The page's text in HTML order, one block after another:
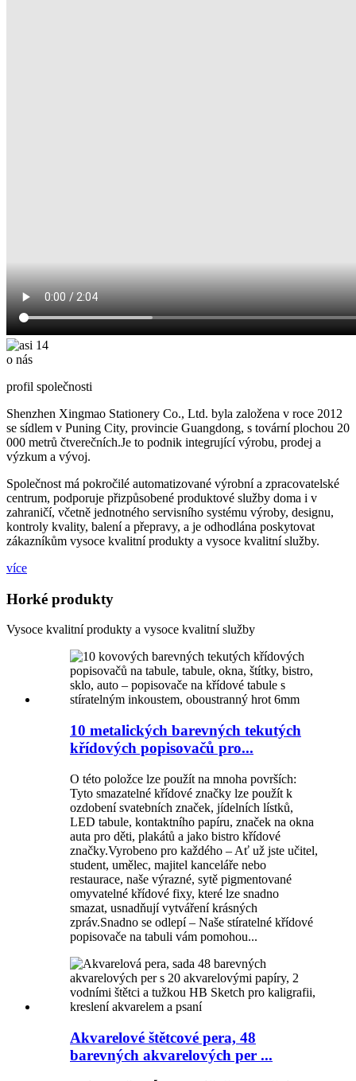
o nás
profil společnosti
Shenzhen Xingmao Stationery Co., Ltd. byla založena v roce 2012
se sídlem v Puning City, provincie Guangdong, s tovární plochou 20
000 metrů čtverečních.Je to podnik integrující výrobu, prodej a
výzkum a vývoj.
Společnost má pokročilé automatizované výrobní a zpracovatelské
centrum, podporuje přizpůsobené produktové služby doma i v
zahraničí, včetně jednotného servisního systému výroby, designu,
kontroly kvality, balení a přepravy, a je odhodlána poskytovat
zákazníkům vysoce kvalitní produkty a vysoce kvalitní služby.
více
Horké produkty
Vysoce kvalitní produkty a vysoce kvalitní služby
10 metalických barevných tekutých
křídových popisovačů pro...
O této položce lze použít na mnoha površích:
Tyto smazatelné křídové značky lze použít k
ozdobení svatebních značek, jídelních lístků,
LED tabule, kontaktního papíru, značek na okna
auta pro děti, plakátů a jako bistro křídové
značky.Vyrobeno pro každého – Ať už jste učitel,
student, umělec, majitel kanceláře nebo
restaurace, naše výrazné, sytě pigmentované
omyvatelné křídové fixy, které lze snadno
smazat, usnadňují vytváření krásných
zpráv.Snadno se odlepí – Naše stíratelné křídové
popisovače na tabuli vám pomohou...
Akvarelové štětcové pera, 48
barevných akvarelových per ...